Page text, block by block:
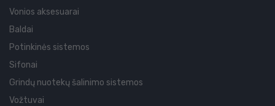
Vonios aksesuarai
Baldai
Potinkinės sistemos
Sifonai
Grindų nuotekų šalinimo sistemos
Vožtuvai